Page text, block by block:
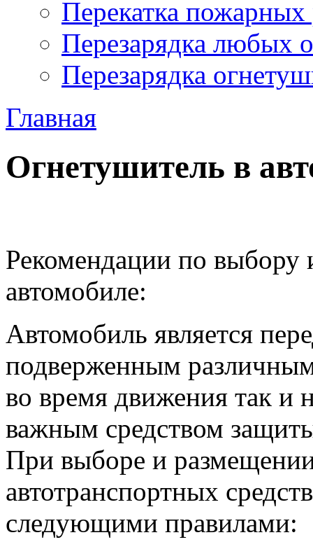
Перекатка пожарных
Перезарядка любых
Перезарядка
Главная
Огнетушитель в
Рекомендации по
автомобиле:
Автомобиль является
подверженным
во время движения так и
важным средством
При выборе и
автотранспортных
следующими правилами: